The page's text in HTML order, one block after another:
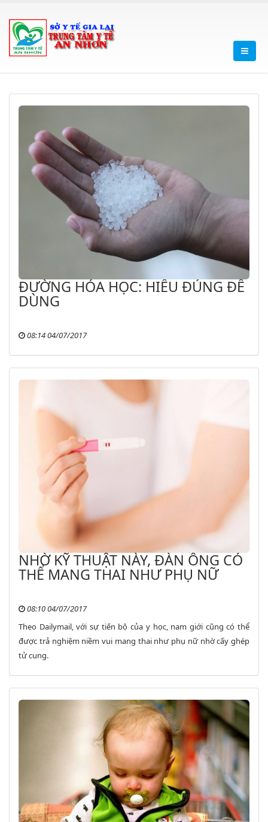
ĐƯỜNG HÓA HỌC: HIỂU ĐÚNG ĐỂ
DÙNG
08:14 04/07/2017
NHỜ KỸ THUẬT NÀY, ĐÀN ÔNG CÓ
THỂ MANG THAI NHƯ PHỤ NỮ
08:10 04/07/2017
Theo Dailymail, với sự tiến bộ của y học, nam giới cũng có thể
được trả nghiệm niềm vui mang thai như phụ nữ nhờ cấy ghép
tử cung.